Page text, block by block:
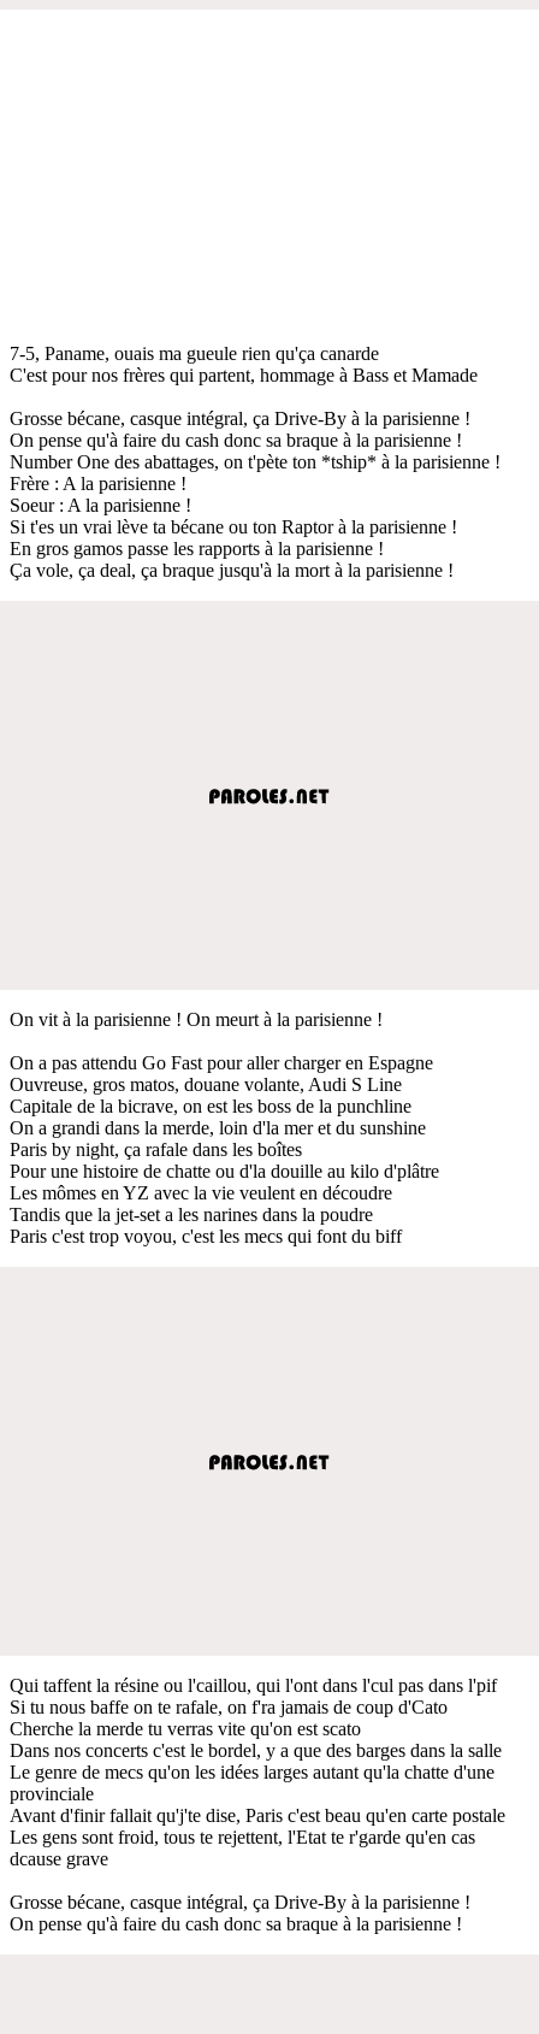
7-5, Paname, ouais ma gueule rien qu'ça canarde
C'est pour nos frères qui partent, hommage à Bass et Mamade
Grosse bécane, casque intégral, ça Drive-By à la parisienne !
On pense qu'à faire du cash donc sa braque à la parisienne !
Number One des abattages, on t'pète ton *tship* à la parisienne !
Frère : A la parisienne !
Soeur : A la parisienne !
Si t'es un vrai lève ta bécane ou ton Raptor à la parisienne !
En gros gamos passe les rapports à la parisienne !
Ça vole, ça deal, ça braque jusqu'à la mort à la parisienne !
On vit à la parisienne ! On meurt à la parisienne !
On a pas attendu Go Fast pour aller charger en Espagne
Ouvreuse, gros matos, douane volante, Audi S Line
Capitale de la bicrave, on est les boss de la punchline
On a grandi dans la merde, loin d'la mer et du sunshine
Paris by night, ça rafale dans les boîtes
Pour une histoire de chatte ou d'la douille au kilo d'plâtre
Les mômes en YZ avec la vie veulent en découdre
Tandis que la jet-set a les narines dans la poudre
Paris c'est trop voyou, c'est les mecs qui font du biff
Qui taffent la résine ou l'caillou, qui l'ont dans l'cul pas dans l'pif
Si tu nous baffe on te rafale, on f'ra jamais de coup d'Cato
Cherche la merde tu verras vite qu'on est scato
Dans nos concerts c'est le bordel, y a que des barges dans la salle
Le genre de mecs qu'on les idées larges autant qu'la chatte d'une
provinciale
Avant d'finir fallait qu'j'te dise, Paris c'est beau qu'en carte postale
Les gens sont froid, tous te rejettent, l'Etat te r'garde qu'en cas
dcause grave
Grosse bécane, casque intégral, ça Drive-By à la parisienne !
On pense qu'à faire du cash donc sa braque à la parisienne !